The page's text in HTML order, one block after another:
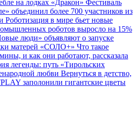
на лодках «Дракон» Фестиваль
объединил более 700 участников из
Роботизация в мире бьет новые
роботов выросло на 15%
люди» объявляют о запуске
матерей «СОЛО+» Что такое
и как они работают, рассказала
легенды: путь «Тирольских
любви Вернуться в детство,
заполонили гигантские цветы